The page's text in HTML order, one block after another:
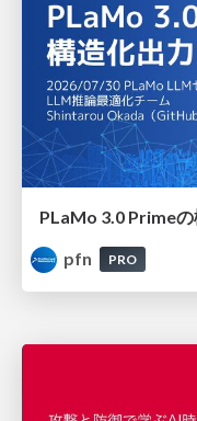
PLaMo 3.0 Prime
pfn
PRO